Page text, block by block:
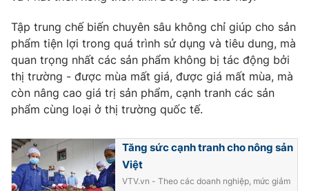
Tập trung chế biến chuyên sâu không chỉ giúp cho sản
phẩm tiện lợi trong quá trình sử dụng và tiêu dung, mà
quan trọng nhất các sản phẩm không bị tác động bởi
thị trường - được mùa mất giá, được giá mất mùa, mà
còn nâng cao giá trị sản phẩm, cạnh tranh các sản
phẩm cùng loại ở thị trường quốc tế.
Tăng sức cạnh tranh cho nông sản
Việt
VTV.vn - Theo các doanh nghiệp, mức giảm